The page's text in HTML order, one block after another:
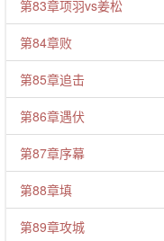
第83章项羽vs姜松
第84章败
第85章追击
第86章遇伏
第87章序幕
第88章填
第89章攻城